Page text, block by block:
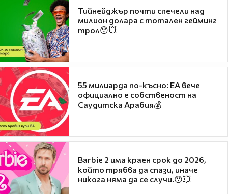
Тийнейджър почти спечели над
милион долара с тотален гейминг
трол😯💥
55 милиарда по-късно: EA вече
официално е собственост на
Саудитска Арабия💰
Barbie 2 има краен срок до 2026,
който трябва да спази, иначе
никога няма да се случи.😯💥